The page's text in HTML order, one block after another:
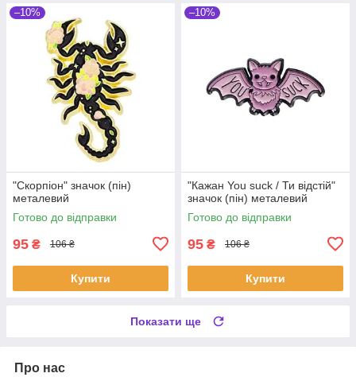
–10%
"Скорпіон" значок (пін)
металевий
Готово до відправки
95 ₴ 106 ₴
Купити
–10%
"Кажан You suck / Ти відстій"
значок (пін) металевий
Готово до відправки
95 ₴ 106 ₴
Купити
Показати ще
Про нас